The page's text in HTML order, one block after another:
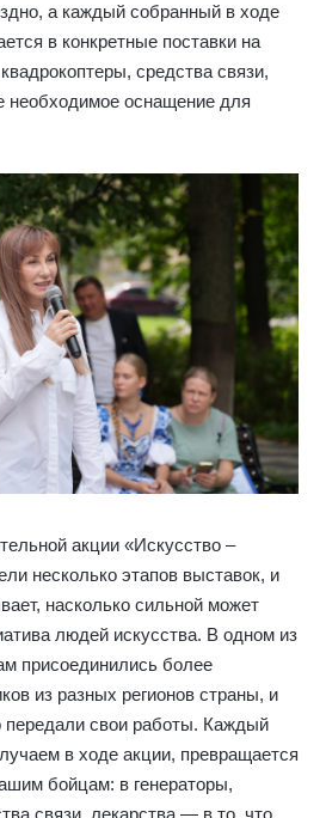
а каждый собранный в ходе
в конкретные поставки на
средства связи,
необходимое оснащение для
акции «Искусство –
несколько этапов выставок, и
насколько сильной может
людей искусства. В одном из
присоединились более
из разных регионов страны, и
передали свои работы. Каждый
в ходе акции, превращается
бойцам: в генераторы,